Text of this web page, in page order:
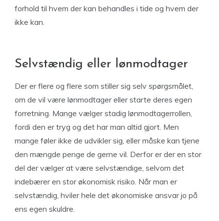
forhold til hvem der kan behandles i tide og hvem der
ikke kan.
Selvstændig eller lønmodtager
Der er flere og flere som stiller sig selv spørgsmålet,
om de vil være lønmodtager eller starte deres egen
forretning. Mange vælger stadig lønmodtagerrollen,
fordi den er tryg og det har man altid gjort. Men
mange føler ikke de udvikler sig, eller måske kan tjene
den mængde penge de gerne vil. Derfor er der en stor
del der vælger at være selvstændige, selvom det
indebærer en stor økonomisk risiko. Når man er
selvstændig, hviler hele det økonomiske ansvar jo på
ens egen skuldre.